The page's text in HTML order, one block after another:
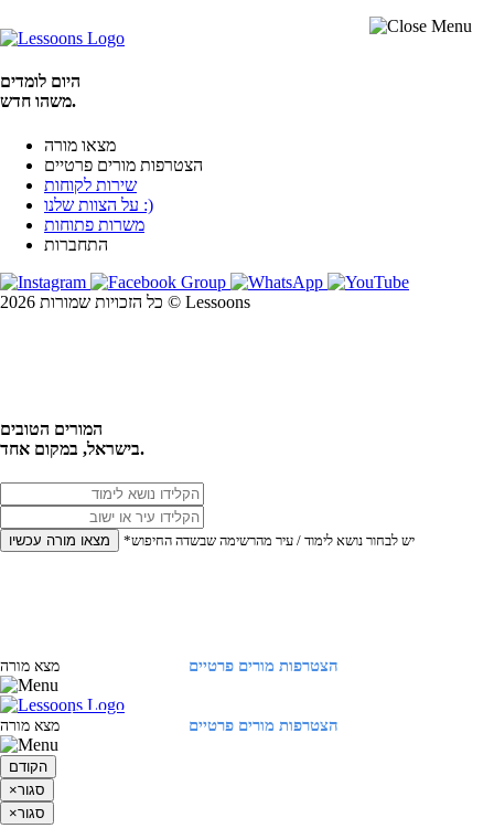
היום לומדים
משהו חדש.
מצאו מורה
הצטרפות מורים פרטיים
שירות לקוחות
על הצוות שלנו :)
משרות פתוחות
התחברות
כל הזכויות שמורות 2026 © Lessoons
המורים הטובים
בישראל, במקום אחד.
מצאו מורה עכשיו *יש לבחור נושא לימוד / עיר מהרשימה שבשדה החיפוש
הצטרפות מורים פרטיים מצא מורה
הצטרפות מורים פרטיים מצא מורה
הקודם
×סגור
×סגור